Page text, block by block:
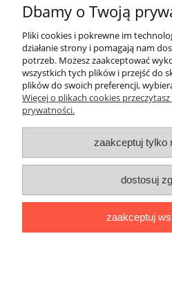
ZakupyTV.net
| Al. Wojska
woj. lubuskie | tel: 535 937 897 |
pokaż pełną
Sklep
Dbamy o Twoją
Pliki cookies i pokrewne im
działanie strony i pomagają nam
potrzeb. Możesz zaakceptować
wszystkich tych plików i przejść do
plików do swoich preferencji,
Więcej o plikach cookies
prywatności.
zaakceptuj tylko
dostosuj
zaakceptuj